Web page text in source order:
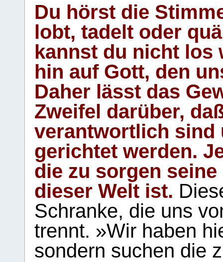
Du hörst die
lobt, tadelt oder
kannst du nicht los
hin auf Gott, den
Daher lässt das
Zweifel darüber,
verantwortlich sind
gerichtet werden.
die zu sorgen
dieser Welt ist.
Schranke, die uns
trennt. »Wir haben
sondern suchen die